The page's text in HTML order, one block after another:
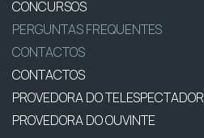
CONCURSOS
PERGUNTAS FREQUENTES
CONTACTOS
CONTACTOS
PROVEDORA DO TELESPECTADOR
PROVEDORA DO OUVINTE